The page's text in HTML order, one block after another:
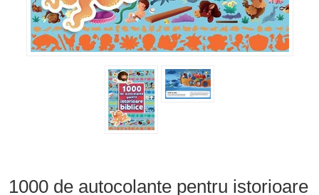
1000 de autocolante pentru istorioare